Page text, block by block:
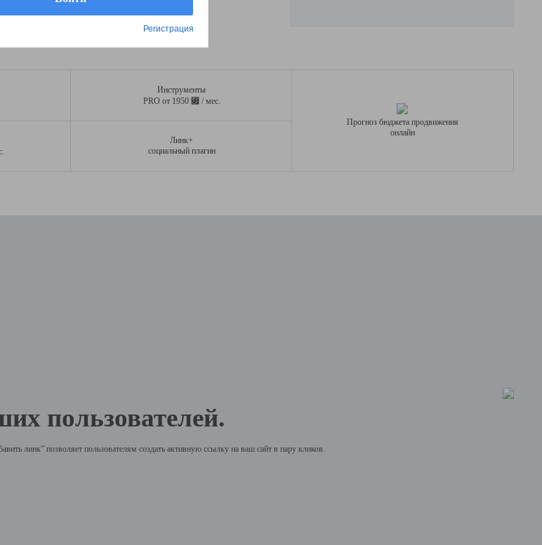
Инструменты
PRO от 1950 ⃏ / мес.
Линк+
социальный плагин
Прогноз бюджета продвижения
онлайн
пользователей.
линк” позволяет пользователям создать активную ссылку на ваш сайт в пару кликов.
Регистрация